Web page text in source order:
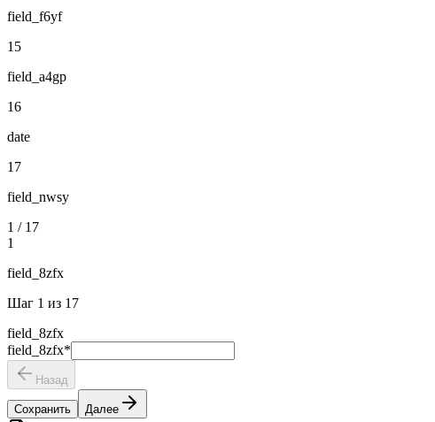
field_f6yf
15
field_a4gp
16
date
17
field_nwsy
1 / 17
1
field_8zfx
Шаг 1 из 17
field_8zfx
field_8zfx*
Назад
Сохранить Далее